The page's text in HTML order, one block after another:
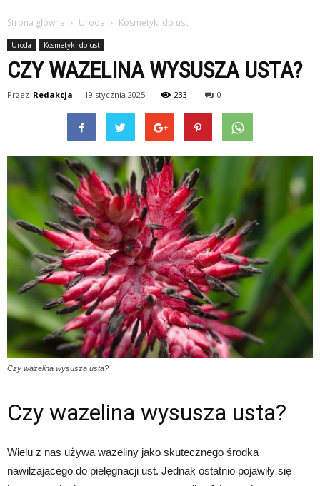
Strona główna Uroda Kosmetyki do ust
Uroda Kosmetyki do ust
CZY WAZELINA WYSUSZA USTA?
Przez Redakcja - 19 stycznia 2025 233 0
Czy wazelina wysusza usta?
Czy wazelina wysusza usta?
Wielu z nas używa wazeliny jako skutecznego środka
nawilżającego do pielęgnacji ust. Jednak ostatnio pojawiły się